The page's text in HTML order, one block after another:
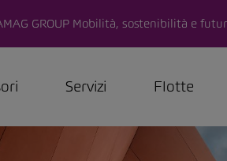
Servizi Flotte